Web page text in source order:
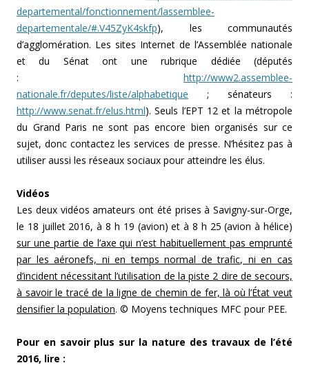
departemental/fonctionnement/lassemblee-
departementale/#.V45ZyK4skfp), les communautés
d’agglomération. Les sites Internet de l’Assemblée nationale
et du Sénat ont une rubrique dédiée (députés
: http://www2.assemblee-
nationale.fr/deputes/liste/alphabetique ; sénateurs :
http://www.senat.fr/elus.html). Seuls l’EPT 12 et la métropole
du Grand Paris ne sont pas encore bien organisés sur ce
sujet, donc contactez les services de presse. N’hésitez pas à
utiliser aussi les réseaux sociaux pour atteindre les élus.
Vidéos
Les deux vidéos amateurs ont été prises à Savigny-sur-Orge,
le 18 juillet 2016, à 8 h 19 (avion) et à 8 h 25 (avion à hélice)
sur une partie de l’axe qui n’est habituellement pas emprunté
par les aéronefs, ni en temps normal de trafic, ni en cas
d’incident nécessitant l’utilisation de la piste 2 dire de secours,
à savoir le tracé de la ligne de chemin de fer, là où l’État veut
densifier la population. © Moyens techniques MFC pour PEE.
Pour en savoir plus sur la nature des travaux de l’été
2016, lire :